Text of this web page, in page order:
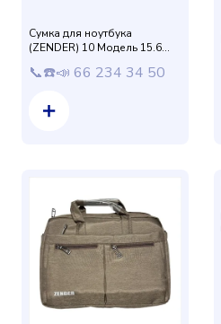
Сумка для ноутбука
(ZENDER) 10 Модель 15.6
Матовый
📞☎️📣 66 234 34 50